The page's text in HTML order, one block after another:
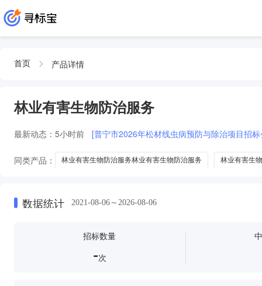
首页 产品详情
林业有害生物防治服务
最新动态： 5小时前 [普宁市2026年松材线虫病预防与除治项目招
同类产品： 林业有害生物防治服务林业有害生物防治服务 林业有害生
数据统计 2021-08-06～2026-08-06
招标数量
-次